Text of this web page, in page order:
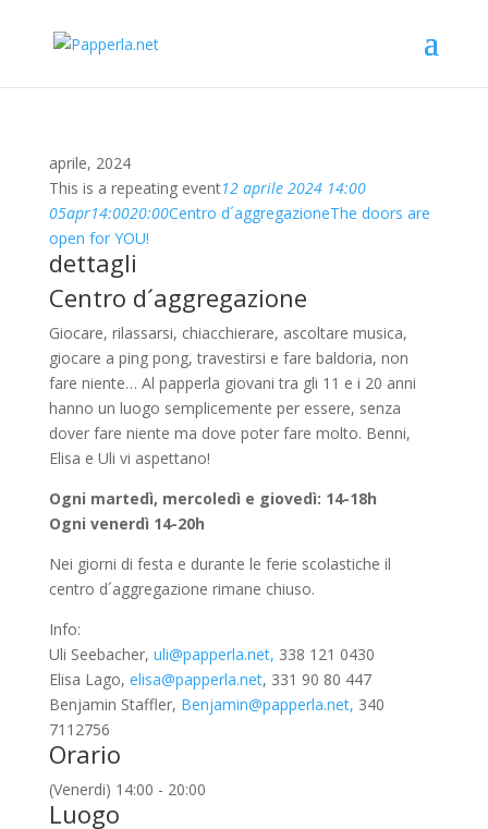
aprile, 2024
This is a repeating event12 aprile 2024 14:00
05apr14:0020:00Centro d´aggregazioneThe doors are
open for YOU!
dettagli
Centro d´aggregazione
Giocare, rilassarsi, chiacchierare, ascoltare musica,
giocare a ping pong, travestirsi e fare baldoria, non
fare niente… Al papperla giovani tra gli 11 e i 20 anni
hanno un luogo semplicemente per essere, senza
dover fare niente ma dove poter fare molto. Benni,
Elisa e Uli vi aspettano!
Ogni martedì, mercoledì e giovedì: 14-18h
Ogni venerdì 14-20h
Nei giorni di festa e durante le ferie scolastiche il
centro d´aggregazione rimane chiuso.
Info:
Uli Seebacher, uli@papperla.net, 338 121 0430
Elisa Lago, elisa@papperla.net, 331 90 80 447
Benjamin Staffler, Benjamin@papperla.net, 340
7112756
Orario
(Venerdi) 14:00 - 20:00
Luogo